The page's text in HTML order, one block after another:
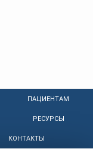
ПАЦИЕНТАМ
РЕСУРСЫ
КОНТАКТЫ